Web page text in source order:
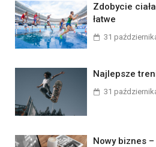
Zdobycie
łatwe
31
Najlepsze
31
Nowy biznes